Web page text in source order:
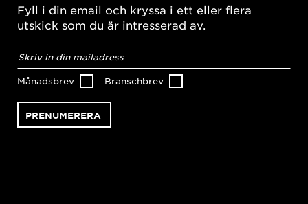
Fyll i din email och kryssa i ett eller flera
utskick som du är intresserad av.
postadress*
Månadsbrev Branschbrev